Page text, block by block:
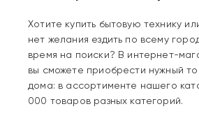
Хотите купить бытовую технику
нет желания ездить по всему
время на поиски? В интернет-
вы сможете приобрести нужный
дома: в ассортименте нашего
000 товаров разных категорий.